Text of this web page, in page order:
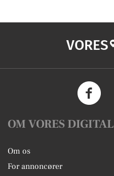
VORES
OM VORES DIGITAL
Om os
For annoncører